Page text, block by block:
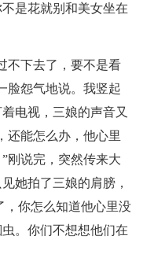
是花就别和美女坐在
不下去了，要不是看
脸怨气地说。我竖起
电视，三娘的声音又
还能怎么办，他心里
刚说完，突然传来大
她拍了三娘的肩膀，
，你怎么知道他心里没
。你们不想想他们在